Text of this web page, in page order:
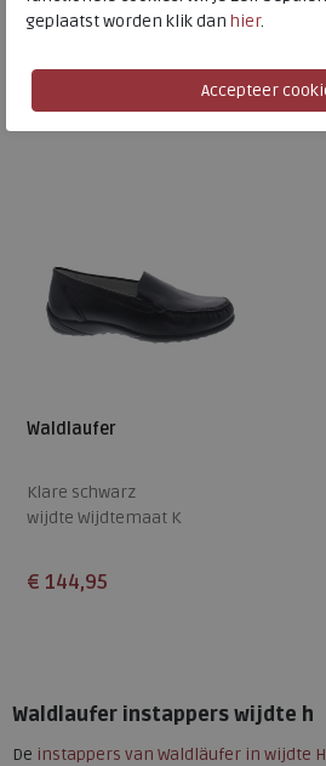
€ 129,95
€ 64,98
Beschikbare maten
8 10
Waldlaufer
Klare schwarz
wijdte Wijdtemaat K
€ 144,95
8 8,5
Waldlaufer instappers wijdte h
De instappers van Waldläufer in wijdte H
geplaatst worden klik dan hier.